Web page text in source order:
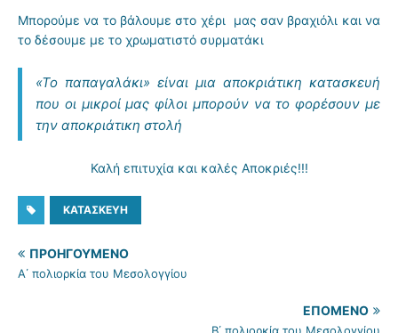
Μπορούμε να το βάλουμε στο χέρι μας σαν βραχιόλι και να
το δέσουμε με το χρωματιστό συρματάκι
«Το παπαγαλάκι» είναι μια αποκριάτικη κατασκευή
που οι μικροί μας φίλοι μπορούν να το φορέσουν με
την αποκριάτικη στολή
Καλή επιτυχία και καλές Αποκριές!!!
ΚΑΤΑΣΚΕΥΉ
ΠΡΟΗΓΟΎΜΕΝΟ
Α΄ πολιορκία του Μεσολογγίου
ΕΠΌΜΕΝΟ
Β΄ πολιορκία του Μεσολογγίου